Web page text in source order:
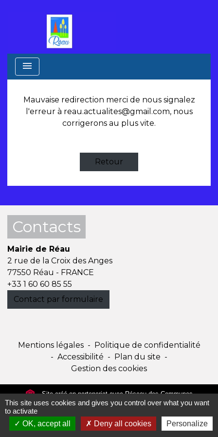
menu
Mauvaise redirection merci de nous signalez
l'erreur à reau.actualites@gmail.com, nous
corrigerons au plus vite.
Retour
Contacts
Mairie de Réau
2 rue de la Croix des Anges
77550 Réau - FRANCE
+33 1 60 60 85 55
Contact par formulaire
Mentions légales - Politique de confidentialité
- Accessibilité - Plan du site -
Gestion des cookies
Site créé en partenariat avec Réseau des Communes
This site uses cookies and gives you control over what you want
to activate
OK, accept all
Deny all cookies Personalize